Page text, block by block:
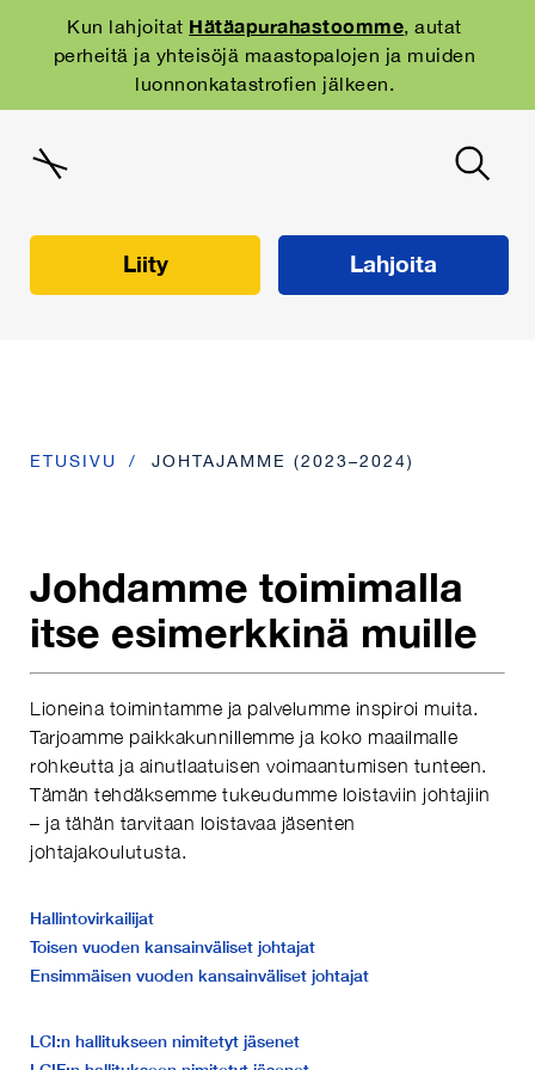
navigation
Kun lahjoitat Hätäapurahastoomme, autat
perheitä ja yhteisöjä maastopalojen ja muiden
luonnonkatastrofien jälkeen.
Liity Lahjoita
ETUSIVU JOHTAJAMME (2023–2024)
Johdamme toimimalla
itse esimerkkinä muille
Lioneina toimintamme ja palvelumme inspiroi muita.
Tarjoamme paikkakunnillemme ja koko maailmalle
rohkeutta ja ainutlaatuisen voimaantumisen tunteen.
Tämän tehdäksemme tukeudumme loistaviin johtajiin
– ja tähän tarvitaan loistavaa jäsenten
johtajakoulutusta.
Hallintovirkailijat
Toisen vuoden kansainväliset johtajat
Ensimmäisen vuoden kansainväliset johtajat
LCI:n hallitukseen nimitetyt jäsenet